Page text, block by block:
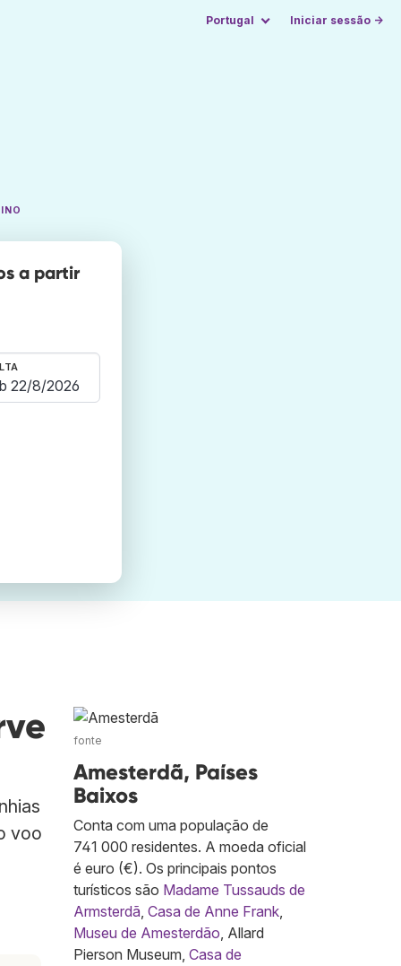
Portugal Iniciar sessão →
a partir
voo
fonte
Amesterdã, Países
Baixos
Conta com uma população de
741 000 residentes. A moeda oficial
é euro (€). Os principais pontos
turísticos são Madame Tussauds de
Armsterdã, Casa de Anne Frank,
Museu de Amesterdão, Allard
Pierson Museum, Casa de